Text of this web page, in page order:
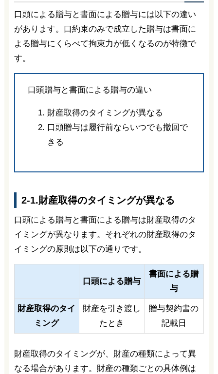
口頭による贈与と書面による贈与には以下の違い
があります。口約束のみで成立した贈与は書面に
よる贈与にくらべて拘束力が低くなるのが特徴で
す。
口頭贈与と書面による贈与の違い
財産取得のタイミングが異なる
口頭贈与は履行前ならいつでも撤回で
きる
2-1.財産取得のタイミングが異なる
口頭による贈与と書面による贈与は財産取得のタ
イミングが異なります。それぞれの財産取得のタ
イミングの原則は以下の通りです。
口頭による贈与
書面による贈
与
財産取得のタイ
ミング
財産を引き渡し
たとき
贈与契約書の
記載日
財産取得のタイミングが、財産の種類によって異
なる場合があります。財産の種類ごとの具体例は